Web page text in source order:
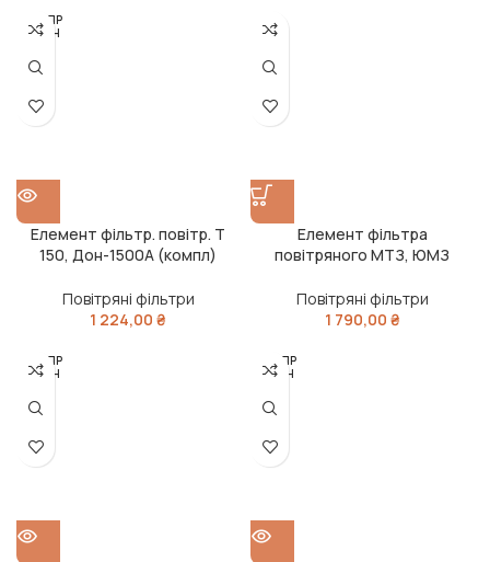
РОЗПР
ОДАН
Елемент фільтр. повітр. Т
150, Дон-1500А (компл)
Повітряні фільтри
1 224,00 ₴
Елемент фільтра
повітряного МТЗ, ЮМЗ
Повітряні фільтри
1 790,00 ₴
РОЗПР
ОДАН
РОЗПР
ОДАН